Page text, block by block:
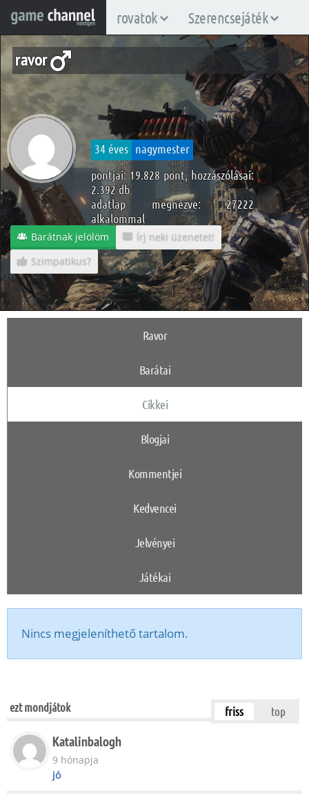
rovatok Szerencsejáték
ravor
34 éves nagymester
pontjai: 19.828 pont, hozzászólásai:
2.392 db
adatlap megnézve: 27222
alkalommal
Barátnak jelölöm
Írj neki üzenetet!
Szimpatikus?
Ravor
Barátai
Cikkei
Blogjai
Kommentjei
Kedvencei
Jelvényei
Játékai
Nincs megjeleníthető tartalom.
ezt mondjátok friss top
Katalinbalogh
9 hónapja
jó